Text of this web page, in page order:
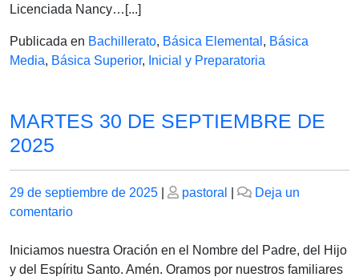
DE
Licenciada Nancy…[...]
Publicada en Bachillerato, Básica Elemental , Básica
Media, Básica Superior, Inicial y Preparatoria
MARTES 30 DE SEPTIEMBRE DE
2025
Publicado
el
29 de septiembre de 2025
Publicado
pastoral
Deja un
comentarioen
30
DE
Iniciamos nuestra Oración en el Nombre del Padre, del Hijo
y del Espíritu Santo. Amén. Oramos por nuestros familiares